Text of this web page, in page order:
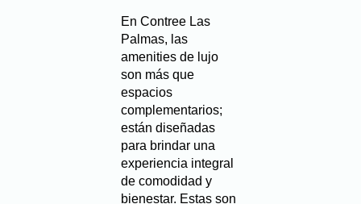
En Contree Las
Palmas, las
amenities de lujo
son más que
espacios
complementarios;
están diseñadas
para brindar una
experiencia integral
de comodidad y
bienestar. Estas son